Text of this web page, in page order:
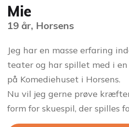
Mie
19 år, Horsens
Jeg har en masse erfaring
teater og har spillet med i
på Komediehuset i Horsens.
Nu vil jeg gerne prøve
form for skuespil, der spilles